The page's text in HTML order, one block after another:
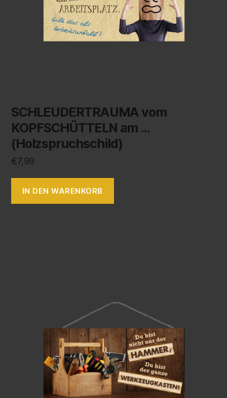
SCHLEUDERTRAUMA vom
KOPFSCHÜTTELN am …
(Holzspruchschild)
€7,99
IN DEN WARENKORB